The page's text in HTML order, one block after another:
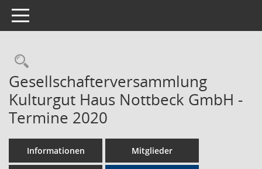
Toggle navigation
Rechercheauswahl
Gesellschafterversammlung
Kulturgut Haus Nottbeck GmbH -
Termine 2020
Informationen Mitglieder